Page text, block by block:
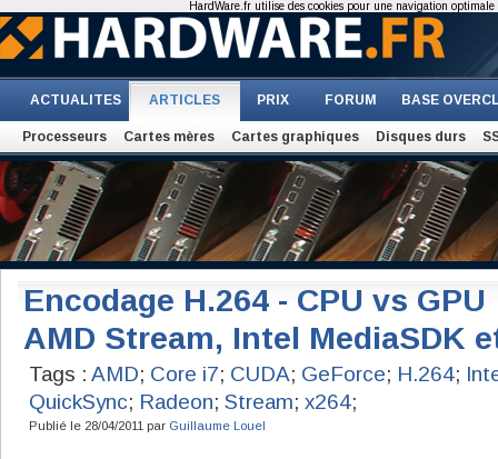
ACTUALITES ARTICLES PRIX FORUM BASE
Processeurs Cartes mères Cartes graphiques Disques durs
Encodage H.264 - CPU vs
AMD Stream, Intel MediaSDK
Tags : AMD; Core i7; CUDA; GeForce; H.264;
QuickSync; Radeon; Stream; x264;
Publié le 28/04/2011 par Guillaume Louel
HardWare.fr utilise des cookies pour une navigation